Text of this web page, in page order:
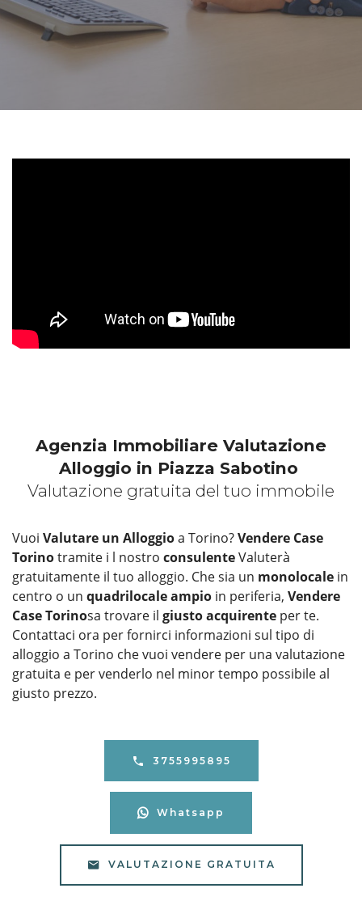
Agenzia Immobiliare Valutazione
Alloggio in Piazza Sabotino
Valutazione gratuita del tuo immobile
Vuoi Valutare un Alloggioa Torino?Vendere Case
Torinotramite i l nostro consulenteValuterà
gratuitamente il tuo alloggio. Che sia un monolocale in
centro o un quadrilocale ampio in periferia, Vendere
Case Torinosa trovare il giusto acquirente per te.
Contattaci ora per fornirci informazioni sul tipo di
alloggio a Torino che vuoi vendere per una valutazione
gratuita e per venderlo nel minor tempo possibile al
giusto prezzo.
3755995895
Whatsapp
VALUTAZIONE GRATUITA